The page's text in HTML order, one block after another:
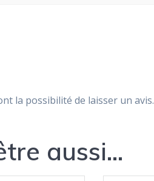
la possibilité de laisser un avis.
aussi…